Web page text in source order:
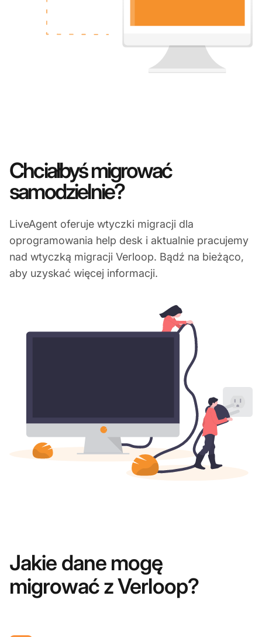
Chciałbyś migrować
samodzielnie?
LiveAgent oferuje wtyczki migracji dla
oprogramowania help desk i aktualnie pracujemy
nad wtyczką migracji Verloop. Bądź na bieżąco,
aby uzyskać więcej informacji.
Jakie dane mogę
migrować z Verloop?